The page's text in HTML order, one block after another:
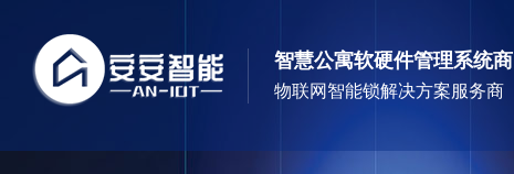
智慧公寓软硬件管理系统商
物联网智能锁解决方案服务商